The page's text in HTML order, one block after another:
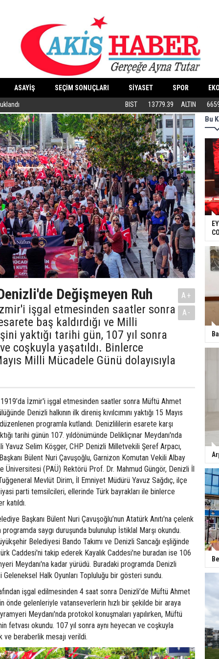
ASAYİŞ SEÇİM SONUÇLARI SİYASET SPOR
ABB’DEN KEDİLERE ÖZEL MERKEZ
BIST 13779.39 ALTIN
Değişmeyen Ruh
işgal etmesinden saatler sonra
baş kaldırdığı ve Milli
yaktığı tarihi gün, 107 yıl sonra
coşkuyla yaşatıldı. Binlerce
Milli Mücadele Günü dolayısıyla
A+
A-
1919’da İzmir'i işgal etmesinden saatler sonra Müftü Ahmet
Denizli halkının ilk direniş kıvılcımını yaktığı 15 Mayıs
programla kutlandı. Denizlililerin esarete karşı
tarihi günün 107. yıldönümünde Delikliçınar Meydanı'nda
Yavuz Selim Köşger, CHP Denizli Milletvekili Şeref Arpacı,
Bülent Nuri Çavuşoğlu, Garnizon Komutan Vekili Albay
Üniversitesi (PAÜ) Rektörü Prof. Dr. Mahmud Güngör, Denizli İl
Mevlüt Dirim, İl Emniyet Müdürü Yavuz Sağdıç, ilçe
parti temsilcileri, ellerinde Türk bayrakları ile binlerce
katıldı.
Başkanı Bülent Nuri Çavuşoğlu’nun Atatürk Anıtı'na çelenk
programda saygı duruşunda bulunulup İstiklal Marşı okundu.
Belediyesi Bando Takımı ve Denizli Sancağı eşliğinde
Caddesi'ni takip ederek Kayalık Caddesi'ne buradan ise 106
Meydanı'na kadar yürüdü. Buradaki programda Denizli
Halk Oyunları Topluluğu bir gösteri sundu.
işgal edilmesinden 4 saat sonra Denizli’de Müftü Ahmet
önde gelenleriyle vatanseverlerin hızlı bir şekilde bir araya
Meydanı'nda protokol konuşmaları yapılırken, Müftü
fetvası okundu. 107 yıl sonra aynı heyecan ve coşkuyla
ve beraberlik mesajı verildi.
Bu